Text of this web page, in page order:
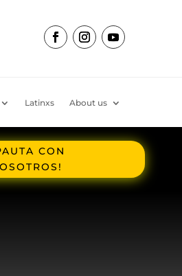
Latinxs About us
CON